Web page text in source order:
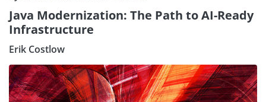
Java Modernization: The Path to AI-Ready
Infrastructure
Erik Costlow